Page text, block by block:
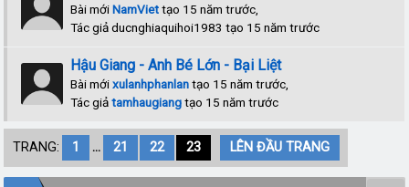
Bài mớiNamViettạo 15 năm trước,
Tác giả ducnghiaquihoi1983 tạo 15 năm trước
Hậu Giang - Anh Bé Lớn - Bại Liệt
Bài mớixulanhphanlantạo 15 năm trước,
Tác giảtamhaugiangtạo 15 năm trước
TRANG: 1 ... 21 22 23 LÊN ĐẦU TRANG